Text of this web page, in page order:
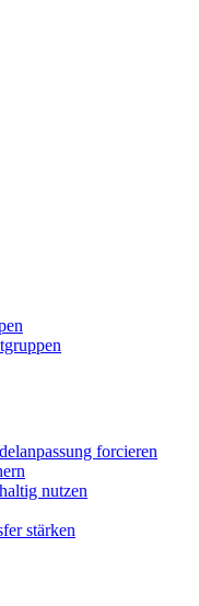
forcieren
nutzen
stärken